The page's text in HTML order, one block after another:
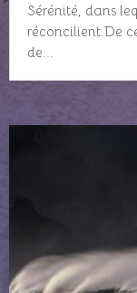
Sérénité, dans
réconcilient.De
de...